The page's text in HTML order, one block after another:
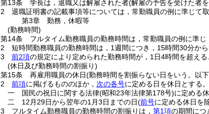
第13条
学長は，退職又は解雇された者(解雇の予告を受けた者
2
退職証明書の記載事項等については，常勤職員の例に準じて取
第3章
勤務，休暇等
(勤務時間)
第14条
フルタイム勤務職員の勤務時間は，常勤職員の例に準
2
短時間勤務職員の勤務時間は，1週間につき，15時間30分か
3
前2項の規定により定められた勤務時間が，1日4時間を超え
(休日及び勤務時間の割振り)
第15条
再雇用職員の休日(勤務時間を割振らない日をいう。以
2
前項に掲げるもののほか， 次の各号に定める日を休日とする。
一
国民の祝日に関する法律(昭和23年法律第178号)に定める
二
12月29日から翌年の1月3日までの日(前号に定める休日を
3
フルタイム勤務職員の勤務時間の割振りは， 第1項の期間につ